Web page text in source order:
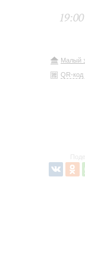
19:00
Малый
QR-код